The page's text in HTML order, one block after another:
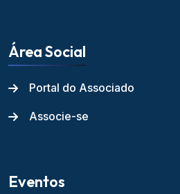
Área Social
Portal do Associado
Associe-se
Eventos